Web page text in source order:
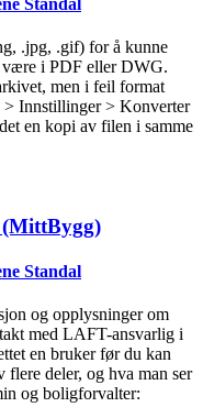
.jpg, .gif) for å kunne
i PDF eller DWG.
men i feil format
Innstillinger > Konverter
en kopi av filen i samme
Standal
og opplysninger om
med LAFT-ansvarlig i
en bruker før du kan
deler, og hva man ser
og boligforvalter: